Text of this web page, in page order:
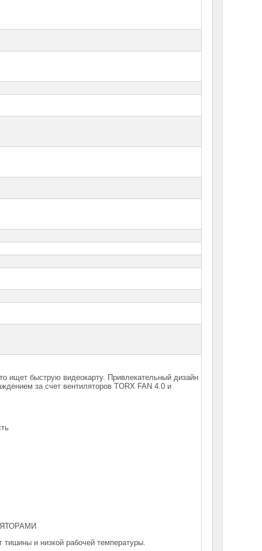
ищет быструю видеокарту. Привлекательный дизайн
за счет вентиляторов TORX FAN 4.0 и
тишины и низкой рабочей температуры.